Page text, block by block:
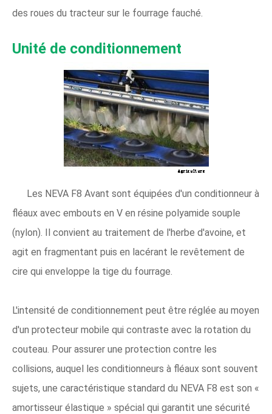
des roues du tracteur sur le fourrage fauché.
Unité de conditionnement
Les NEVA F8 Avant sont équipées d'un conditionneur à
fléaux avec embouts en V en résine polyamide souple
(nylon). Il convient au traitement de l'herbe d'avoine, et
agit en fragmentant puis en lacérant le revêtement de
cire qui enveloppe la tige du fourrage.
L'intensité de conditionnement peut être réglée au moyen
d'un protecteur mobile qui contraste avec la rotation du
couteau. Pour assurer une protection contre les
collisions, auquel les conditionneurs à fléaux sont souvent
sujets, une caractéristique standard du NEVA F8 est son «
amortisseur élastique » spécial qui garantit une sécurité